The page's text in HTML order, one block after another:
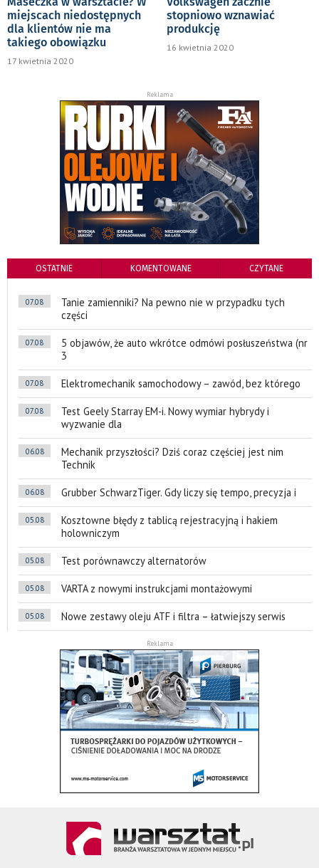
miejscach niedostępnych
dla klientów nie ma
takiego obowiązku
17 kwietnia 2020
stopniowo wznawiać
produkcję
16 kwietnia 2020
Reklama
OSTATNIE KOMENTOWANE CZYTANE
07.08
Tanie zamienniki? Na pewno nie w przypadku tych
części
07.08
5 objawów, że auto wkrótce odmówi posłuszeństwa (nr
3
07.08 Elektromechanik samochodowy – zawód, bez którego
07.08
Test Geely Starray EM-i. Nowy wymiar hybrydy i
wyzwanie dla
06.08
Mechanik przyszłości? Dziś coraz częściej jest nim
Technik
06.08 Grubber SchwarzTiger. Gdy liczy się tempo, precyzja i
05.08
Kosztowne błędy z tablicą rejestracyjną i hakiem
holowniczym
05.08 Test porównawczy alternatorów
05.08 VARTA z nowymi instrukcjami montażowymi
05.08 Nowe zestawy oleju ATF i filtra – łatwiejszy serwis
Reklama